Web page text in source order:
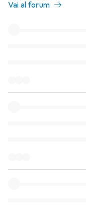
Vai al forum